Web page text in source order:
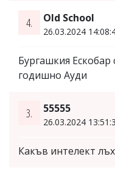
4. Old School
26.03.2024
Бургашкия
годишно Ауди
3. 55555
26.03.2024
Какъв интелект